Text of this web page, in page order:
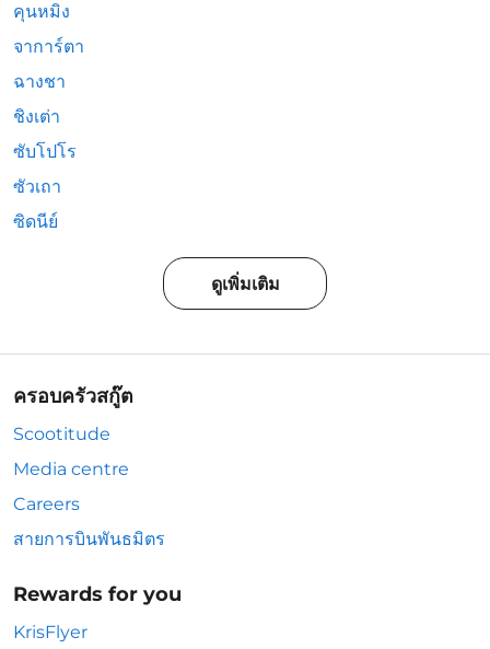
คุนหมิง
จาการ์ตา
ฉางชา
ชิงเต่า
ซับโปโร
ซัวเถา
ซิดนีย์
ดูเพิ่มเติม
ครอบครัวสกู๊ต
Scootitude
Media centre
Careers
สายการบินพันธมิตร
Rewards for you
KrisFlyer